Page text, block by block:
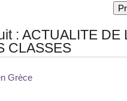
: ACTUALITE DE
CLASSES
Grèce